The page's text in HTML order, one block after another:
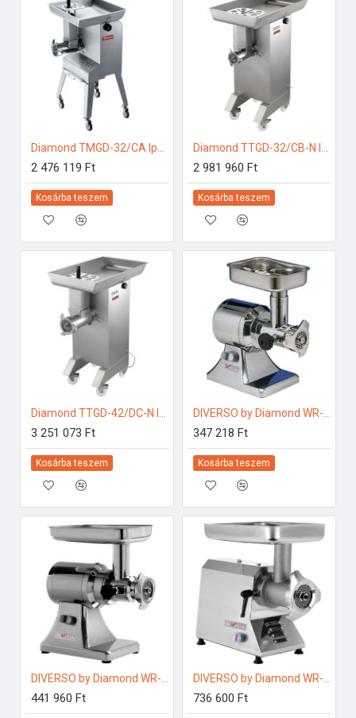
2 476 119 Ft
Kosárba teszem
2 981 960 Ft
Kosárba teszem
3 251 073 Ft
Kosárba teszem
347 218 Ft
Kosárba teszem
441 960 Ft 736 600 Ft